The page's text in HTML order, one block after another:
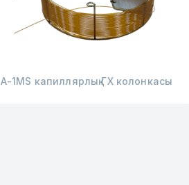
А-1MS капиллярлық ГХ колонкасы